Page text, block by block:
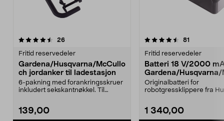
26anmeldelser
Fritid reservedeler
Gardena/Husqvarna/McCullo
ch jordanker til ladestasjon
6-pakning med forankringsskruer
inkludert sekskantnøkkel. Til
139,00
4.5av 5 stjerner 81
Fritid reservedeler
Batteri 18 V/2000
Gardena/Husqvarna/
ch/Flymo
Originalbatteri for
robotgressklippere fra
1 340,00
4.5av 5 stjerner